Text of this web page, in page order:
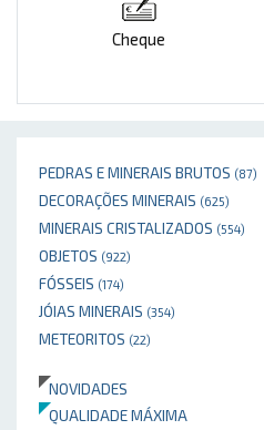
PEDRAS E MINERAIS BRUTOS (87)
DECORAÇÕES MINERAIS (625)
MINERAIS CRISTALIZADOS (554)
OBJETOS (922)
FÓSSEIS (174)
JÓIAS MINERAIS (354)
METEORITOS (22)
NOVIDADES
QUALIDADE MÁXIMA
Cheque